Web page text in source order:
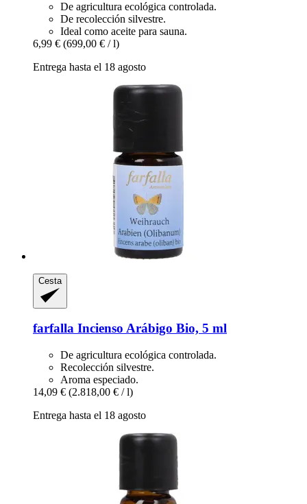
De agricultura ecológica controlada.
De recolección silvestre.
Ideal como aceite para sauna.
6,99 € (699,00 € / l)
Entrega hasta el 18 agosto
Cesta
farfalla Incienso Arábigo Bio, 5 ml
De agricultura ecológica controlada.
Recolección silvestre.
Aroma especiado.
14,09 € (2.818,00 € / l)
Entrega hasta el 18 agosto